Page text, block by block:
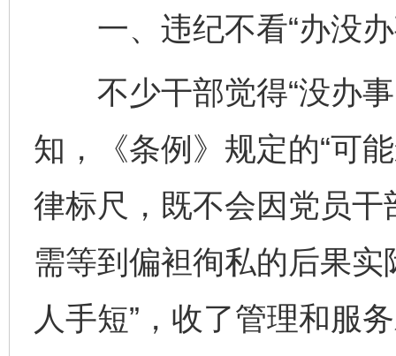
一、违纪不看“办没办
不少干部觉得“没办事
知，《条例》规定的“可
律标尺，既不会因党员干
需等到偏袒徇私的后果
人手短”，收了管理和服